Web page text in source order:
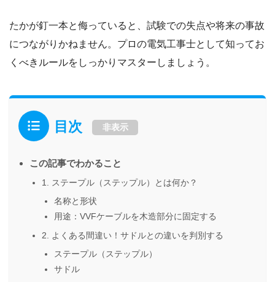
たかが釘一本と侮っていると、試験での失点や将来の事故
につながりかねません。プロの電気工事士として知ってお
くべきルールをしっかりマスターしましょう。
目次 非表示
この記事でわかること
1. ステープル（ステップル）とは何か？
名称と形状
用途：VVFケーブルを木造部分に固定する
2. よくある間違い！サドルとの違いを判別する
ステープル（ステップル）
サドル